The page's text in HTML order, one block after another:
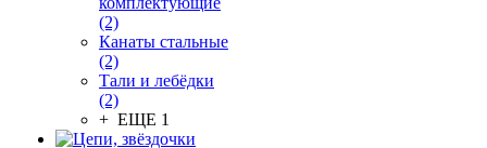
(2)
Канаты стальные
(2)
Тали и лебёдки
(2)
+ ЕЩЕ 1